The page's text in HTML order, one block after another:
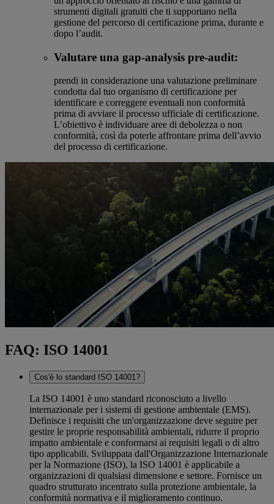
strumenti digitali gratuiti che ti supportano nella
gestione del percorso di certificazione prima, durante e
dopo l’audit.
Valutare una gap-analysis pre-audit:
prendi in considerazione una valutazione preliminare
condotta dal tuo organismo di certificazione per
identificare e correggere eventuali non conformità
prima di avviare il processo ufficiale di certificazione.
L’obiettivo è individuare aree di debolezza o non
conformità, così da poterle affrontare prima dell’avvio
del processo di certificazione.
FAQ: ISO 14001
Cos'è lo standard ISO 14001?
La ISO 14001 è uno standard riconosciuto a livello
internazionale per i sistemi di gestione ambientale (EMS).
Definisce i requisiti che un'organizzazione deve seguire per
gestire le proprie responsabilità ambientali, ridurre il proprio
impatto ambientale e conformarsi ai requisiti legali o di altro
tipo applicabili. Sviluppata dall'Organizzazione Internazionale
per la Normazione (ISO), la ISO 14001 è applicabile a
organizzazioni di qualsiasi dimensione e settore. Fornisce un
quadro strutturato incentrato sulla protezione ambientale, la
conformità normativa e il miglioramento continuo.